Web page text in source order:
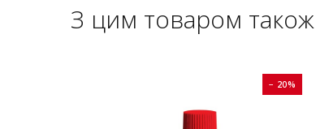
З цим товаром
− 20%